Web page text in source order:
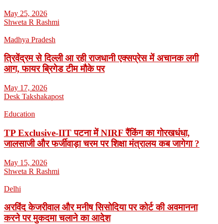
May 25, 2026
Shweta R Rashmi
Madhya Pradesh
त्रिवेंद्रम से दिल्ली आ रही राजधानी एक्सप्रेस में अचानक लगी
आग, फायर ब्रिगेड टीम मौके पर
May 17, 2026
Desk Takshakapost
Education
TP Exclusive-IIT पटना में NIRF रैंकिंग का गोरखधंधा,
जालसाजी और फर्जीवाड़ा चरम पर शिक्षा मंत्रालय कब जागेगा ?
May 15, 2026
Shweta R Rashmi
Delhi
अरविंद केजरीवाल और मनीष सिसोदिया पर कोर्ट की अवमानना
करने पर मुकदमा चलाने का आदेश